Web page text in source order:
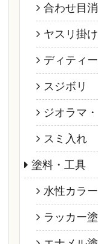
合わせ目
ヤスリ掛け
ディティ
スジボリ
ジオラマ
スミ入れ
塗料・工具
水性カラー
ラッカー